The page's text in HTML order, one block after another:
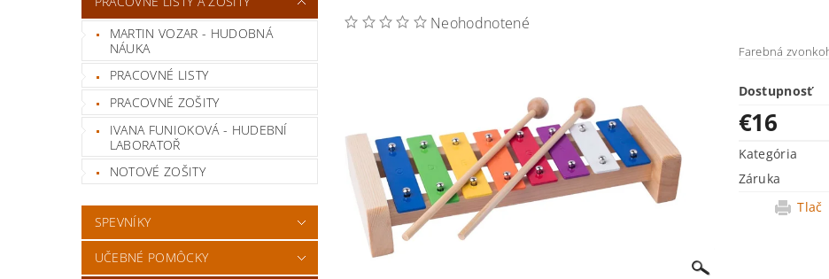
MARTIN VOZAR - HUDOBNÁ
NÁUKA
PRACOVNÉ LISTY
PRACOVNÉ ZOŠITY
IVANA FUNIOKOVÁ - HUDEBNÍ
LABORATOŘ
NOTOVÉ ZOŠITY
SPEVNÍKY
UČEBNÉ POMÔCKY
Neohodnotené
Farebná
Dostupnosť
€16
Kategória
Záruka
Tlač